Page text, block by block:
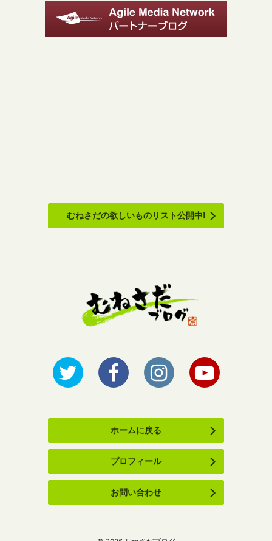
むねさだの欲しいものリスト公開中!
ホームに戻る
プロフィール
お問い合わせ